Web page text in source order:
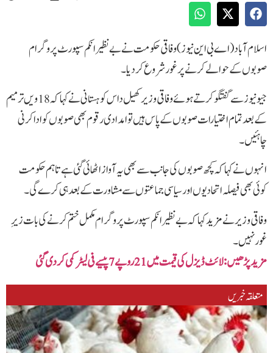
اسلام آباد(اے بی این نیوز) وفاقی حکومت نےبےنظیر انکم سپورٹ پروگرام
صوبوں کے حوالے کرنے پر غور شروع کردیا۔
جیو نیوز سے گفتگو کرتے ہوئے وفاقی وزیر کھیل داس کوہستانی نے کہا کہ 18 ویں ترمیم
کے بعد تمام اختیارات صوبوں کے پاس ہیں تو امدادی رقوم بھی صوبوں کو ادا کرنی
چاہئیں۔
انہوں نے کہا کہ کچھ صوبوں کی جانب سے بھی یہ آواز اٹھائی گئی ہے تاہم حکومت
کوئی بھی فیصلہ اتحادیوں اور سیاسی جماعتوں سے مشاورت کے بعد ہی کرے گی۔
وفاقی وزیر نے مزید کہا کہ بے نظیر انکم سپورٹ پروگرام مکمل ختم کرنے کی بات زیرِ
غور نہیں۔
مزید پڑھیں: لائٹ ڈیزل کی قیمت میں21 روپے 7 پیسے فی لیٹر کمی کردی گئی
متعلقہ خبریں